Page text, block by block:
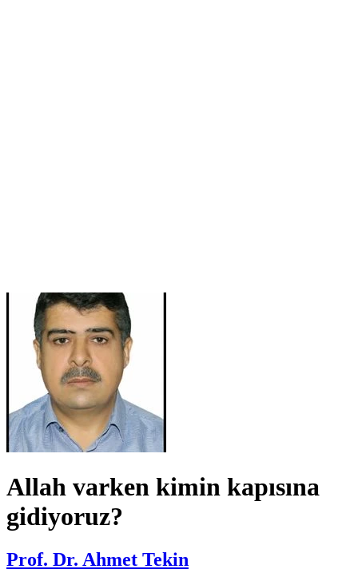
Allah varken kimin kapısına
gidiyoruz?
Prof. Dr. Ahmet Tekin